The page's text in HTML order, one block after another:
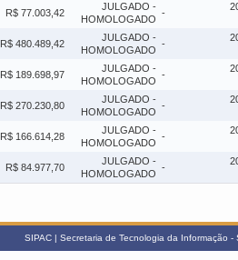
R$ 77.003,42
JULGADO -
HOMOLOGADO
-
R$ 480.489,42
JULGADO -
HOMOLOGADO
-
R$ 189.698,97
JULGADO -
HOMOLOGADO
-
R$ 270.230,80
JULGADO -
HOMOLOGADO
-
R$ 166.614,28
JULGADO -
HOMOLOGADO
-
R$ 84.977,70
JULGADO -
HOMOLOGADO
-
SIPAC | Secretaria de Tecnologia da Informação